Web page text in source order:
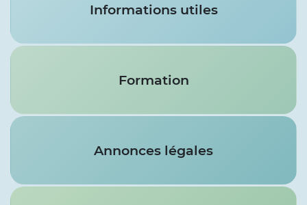
Informations utiles
Formation
Annonces légales